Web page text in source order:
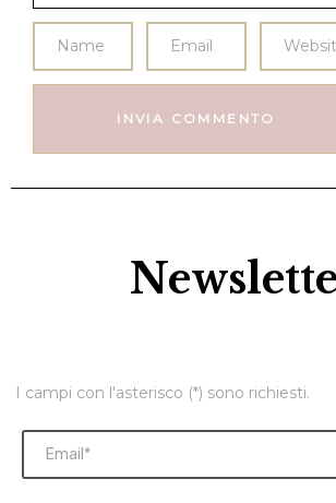
I campi con l'asterisco (*) sono richiesti.